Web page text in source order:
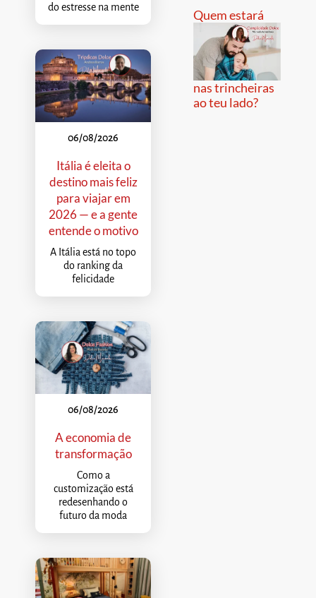
do estresse na mente
06/08/2026
Itália é eleita o
destino mais feliz
para viajar em
2026 — e a gente
entende o motivo
A Itália está no topo
do ranking da
felicidade
06/08/2026
A economia de
transformação
Como a
customização está
redesenhando o
futuro da moda
Quem estará
nas trincheiras
ao teu lado?